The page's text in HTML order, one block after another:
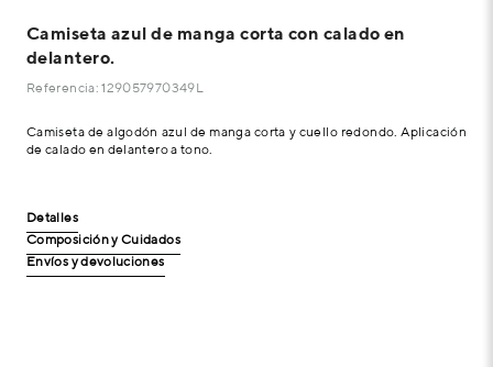
Camiseta azul de manga corta con calado en
delantero.
Referencia: 129057970349L
Camiseta de algodón azul de manga corta y cuello redondo. Aplicación
de calado en delantero a tono.
Detalles
Composición y Cuidados
Envíos y devoluciones